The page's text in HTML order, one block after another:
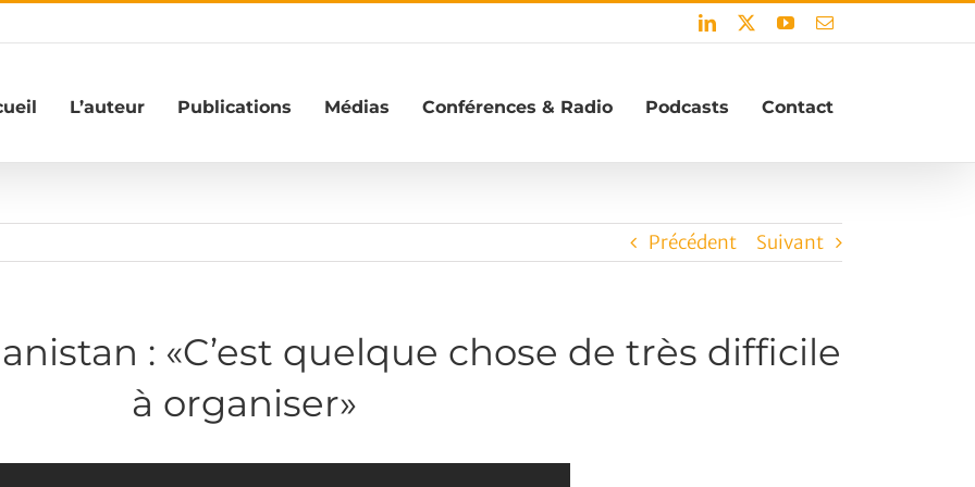
LinkedIn YouTubeEmail
L’auteur Publications Médias Conférences & Radio Podcasts Contact
Précédent Suivant
: «C’est quelque chose de très difficile
à organiser»